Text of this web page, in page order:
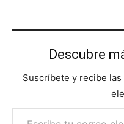
Descubre
Suscríbete y recibe
Escribe tu correo electrónico…